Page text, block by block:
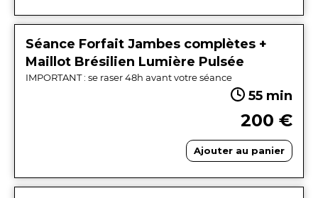
Séance Forfait Jambes complètes +
Maillot Brésilien Lumière Pulsée
IMPORTANT : se raser 48h avant votre séance
55 min
200 €
Ajouter au panier